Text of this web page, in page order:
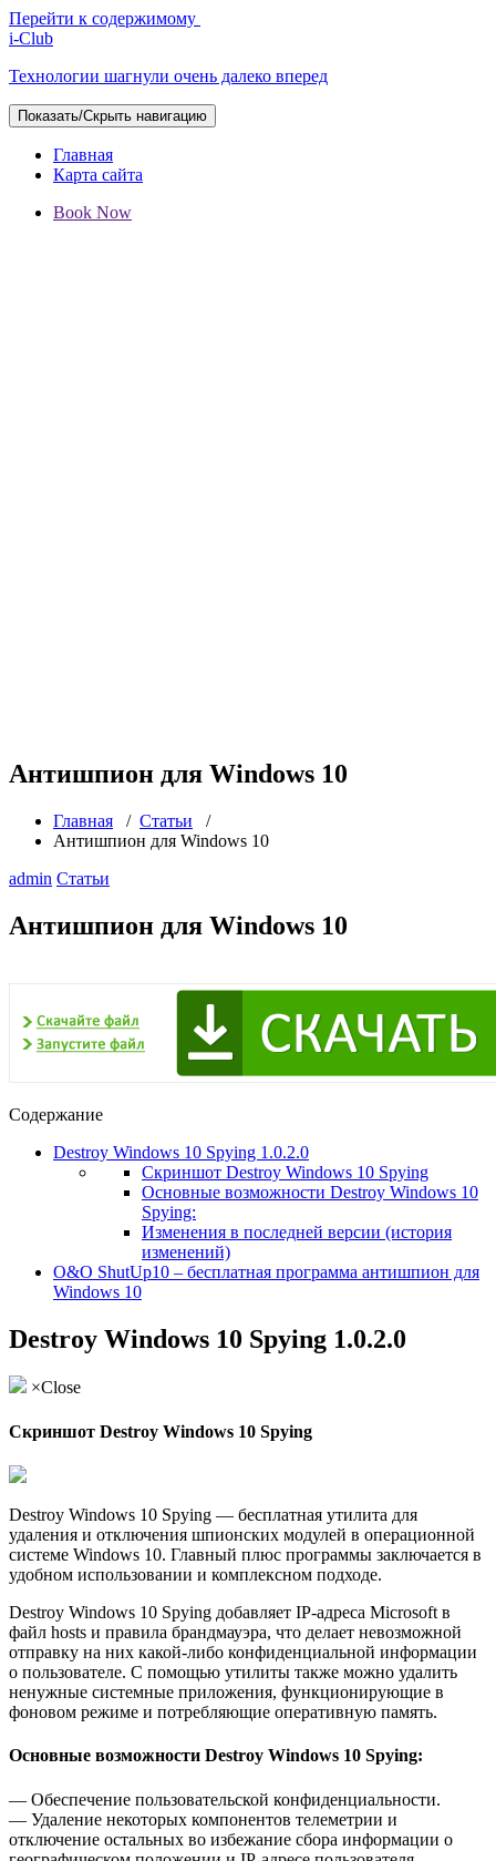
Перейти к содержимому
i-Club
Технологии шагнули очень далеко вперед
Показать/Скрыть навигацию
Главная
Карта сайта
Book Now
Антишпион для Windows 10
Главная / Статьи /
Антишпион для Windows 10
admin Статьи
Антишпион для Windows 10
Содержание
Destroy Windows 10 Spying 1.0.2.0
Скриншот Destroy Windows 10 Spying
Основные возможности Destroy Windows 10
Spying:
Изменения в последней версии (история
изменений)
O&O ShutUp10 – бесплатная программа антишпион для
Windows 10
Destroy Windows 10 Spying 1.0.2.0
×Close
Скриншот Destroy Windows 10 Spying
Destroy Windows 10 Spying — бесплатная утилита для
удаления и отключения шпионских модулей в операционной
системе Windows 10. Главный плюс программы заключается в
удобном использовании и комплексном подходе.
Destroy Windows 10 Spying добавляет IP-адреса Microsoft в
файл hosts и правила брандмауэра, что делает невозможной
отправку на них какой-либо конфиденциальной информации
о пользователе. С помощью утилиты также можно удалить
ненужные системные приложения, функционирующие в
фоновом режиме и потребляющие оперативную память.
Основные возможности Destroy Windows 10 Spying:
— Обеспечение пользовательской конфиденциальности.
— Удаление некоторых компонентов телеметрии и
отключение остальных во избежание сбора информации о